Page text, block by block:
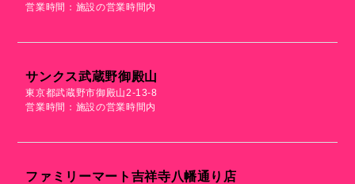
営業時間：施設の営業時間内
サンクス武蔵野御殿山
東京都武蔵野市御殿山2-13-8
営業時間：施設の営業時間内
ファミリーマート吉祥寺八幡通り店